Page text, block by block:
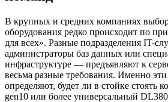
В крупных и средних компаниях
оборудования редко происходит по
для всех». Разные подразделения IT-
администраторы баз данных или
инфраструктуре — предъявляют к
весьма разные требования. Именно
определяют, будет ли в стойке стоять
gen10 или более универсальный